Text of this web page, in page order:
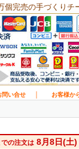
個完売の手づくりチ
問い合せ お客様か